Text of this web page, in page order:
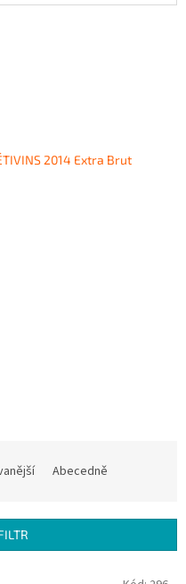
2014 Extra Brut
Abecedně